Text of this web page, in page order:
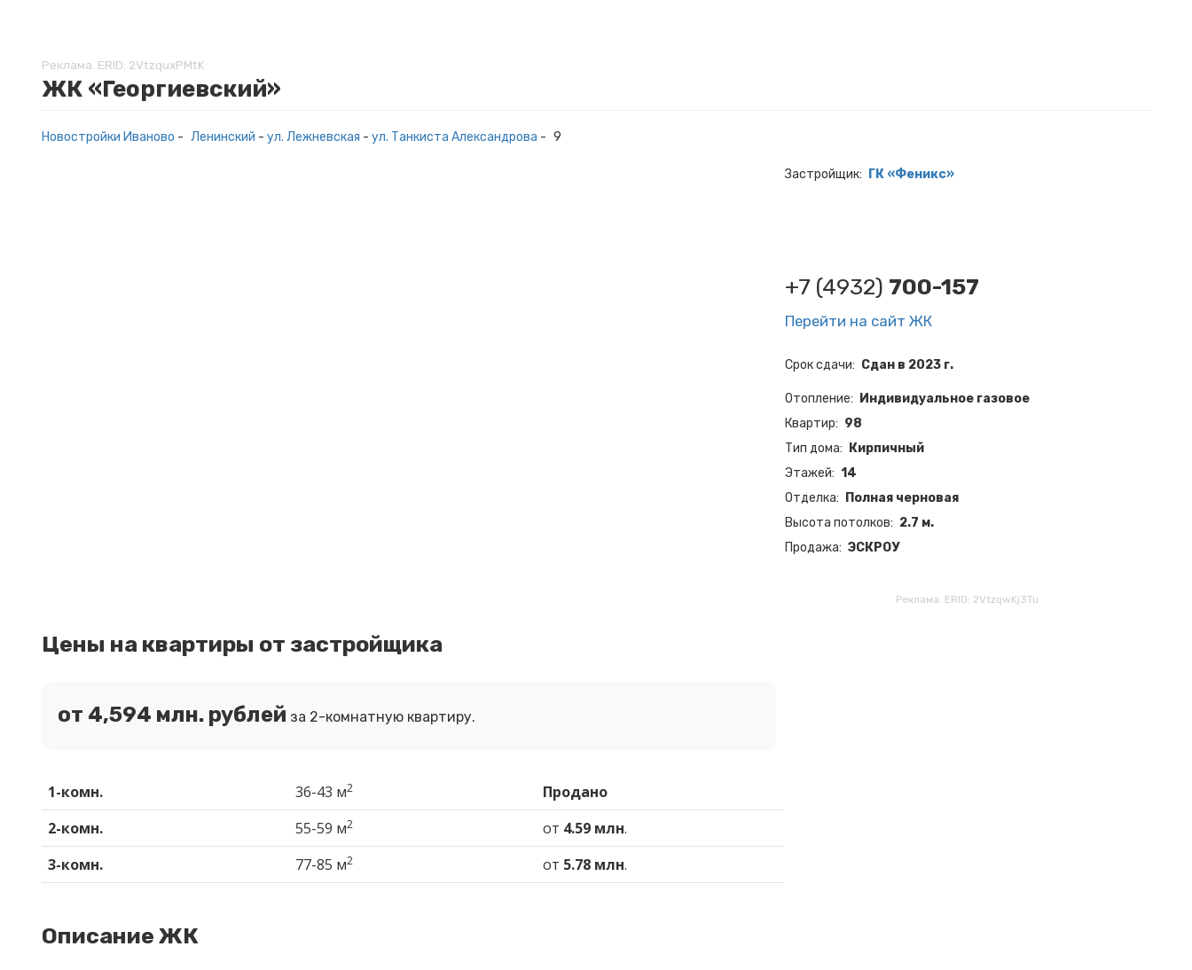
Реклама. ERID: 2VtzquxPMtK
ЖК «Георгиевский»
Новостройки Иваново - Ленинский - ул. Лежневская - ул. Танкиста Александрова - 9
Цены на квартиры от застройщика
от 4,594 млн. рублей за 2-комнатную квартиру.
1-комн. 36-43 м2
Продано
2-комн.
55-59 м2 от 4.59 млн.
3-комн.
77-85 м2 от 5.78 млн.
Описание ЖК
Застройщик ГК «Феникс»
+7 (4932) 700-157
Перейти на сайт ЖК
Срок сдачи Сдан в 2023 г.
Отопление
Индивидуальное газовое
Квартир
98
Тип дома
Кирпичный
Этажей
14
Отделка
Полная черновая
Высота потолков
2.7 м.
Продажа
ЭСКРОУ
Реклама. ERID: 2VtzqwKj3Tu